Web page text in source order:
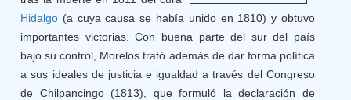
Hidalgo (a cuya causa se había unido en 1810) y obtuvo
importantes victorias. Con buena parte del sur del país
bajo su control, Morelos trató además de dar forma política
a sus ideales de justicia e igualdad a través del Congreso
de Chilpancingo (1813), que formuló la declaración de